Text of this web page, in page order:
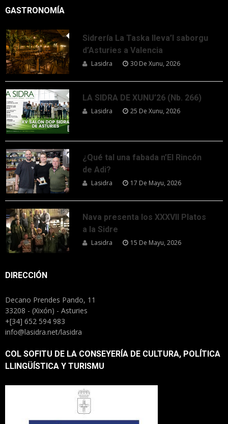
GASTRONOMÍA
Sidrería La Taska lleva’l saborgu
d’Asturies a Valencia
Lasidra 30 De Xunu, 2026
LA SIDRA DE XUNU’26 (Nb. 266)
Lasidra 25 De Xunu, 2026
¿Qué tal una fabada n’El Rincón
de Adi?
Lasidra 17 De Mayu, 2026
Nava presenta los XXXVII Platos
a la Sidre
Lasidra 15 De Mayu, 2026
DIRECCIÓN
Decano Prendes Pando, 11
33208 - (Xixón) - Asturies
+[34] 652 594 983
info@lasidra.net/lasidra
COL SOFITU DE LA CONSEYERÍA DE CULTURA, POLÍTICA
LLINGÜÍSTICA Y TURISMU